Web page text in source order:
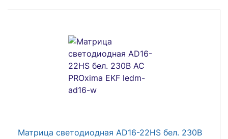
Лампа коммутационная ADDS ЛК-22 d22 220В
AC IP55 LED желт. DEKraft 25159DEK
В Корзину
Матрица светодиодная AD16-22HS бел. 230В